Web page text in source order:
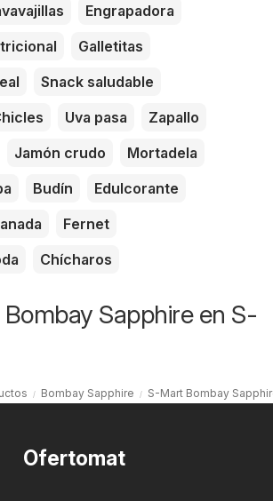
Engrapadora
Galletitas
Snack saludable
Uva pasa
Zapallo
Jamón crudo
Mortadela
Budín
Edulcorante
Fernet
Chícharos
Sapphire en S-
Bombay Sapphire S-Mart Bombay
Ofertomat